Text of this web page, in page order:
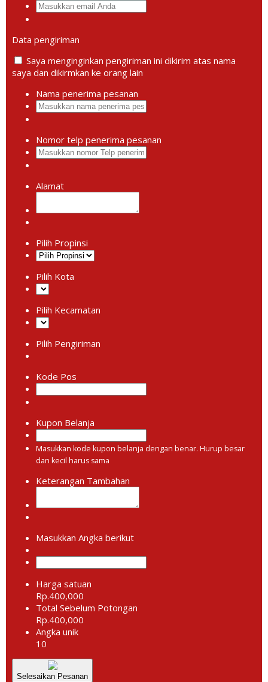
Data pengiriman
Saya menginginkan pengiriman ini dikirim atas nama
saya dan dikirmkan ke orang lain
Nama penerima pesanan
Nomor telp penerima pesanan
Alamat
Pilih Propinsi
Pilih Kota
Pilih Kecamatan
Pilih Pengiriman
Kode Pos
Kupon Belanja
Masukkan kode kupon belanja dengan benar. Hurup besar
dan kecil harus sama
Keterangan Tambahan
Masukkan Angka berikut
Harga satuan
Rp.400,000
Total Sebelum Potongan
Rp.400,000
Angka unik
10
Selesaikan Pesanan